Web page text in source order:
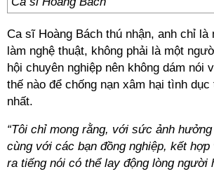
Ca sĩ Hoàng Bách thú nhận, anh chỉ
làm nghệ thuật, không phải là một
hội chuyên nghiệp nên không dám nói
thế nào để chống nạn xâm hại tình dục
nhất.
“Tôi chỉ mong rằng, với sức ảnh
cùng với các bạn đồng nghiệp, kết hợp
ra tiếng nói có thể lay động lòng người